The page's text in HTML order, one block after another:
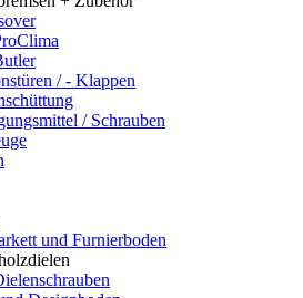
/ - Klappen
/ Schrauben
und Furnierboden